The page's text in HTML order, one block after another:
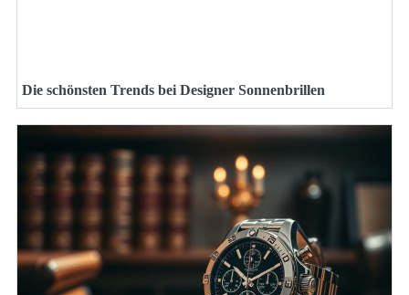
Die schönsten Trends bei Designer Sonnenbrillen